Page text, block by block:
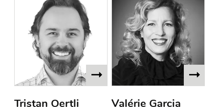
Tristan Oertli Valérie Garcia